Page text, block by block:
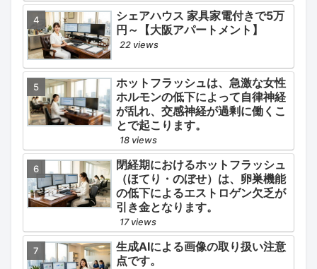
シェアハウス 家具家電付きで5万
円～【大阪アパートメント】
22 views
ホットフラッシュは、急激な女性
ホルモンの低下によって自律神経
が乱れ、交感神経が過剰に働くこ
とで起こります。
18 views
閉経期におけるホットフラッシュ
（ほてり・のぼせ）は、卵巣機能
の低下によるエストロゲン欠乏が
引き金となります。
17 views
生成AIによる画像の取り扱い注意
点です。